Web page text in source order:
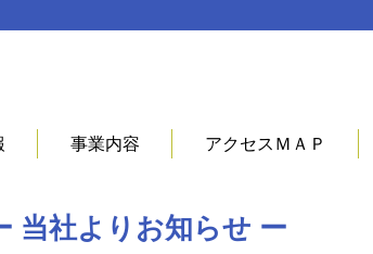
事業内容 アクセスＭＡＰ
当社よりお知らせ ー